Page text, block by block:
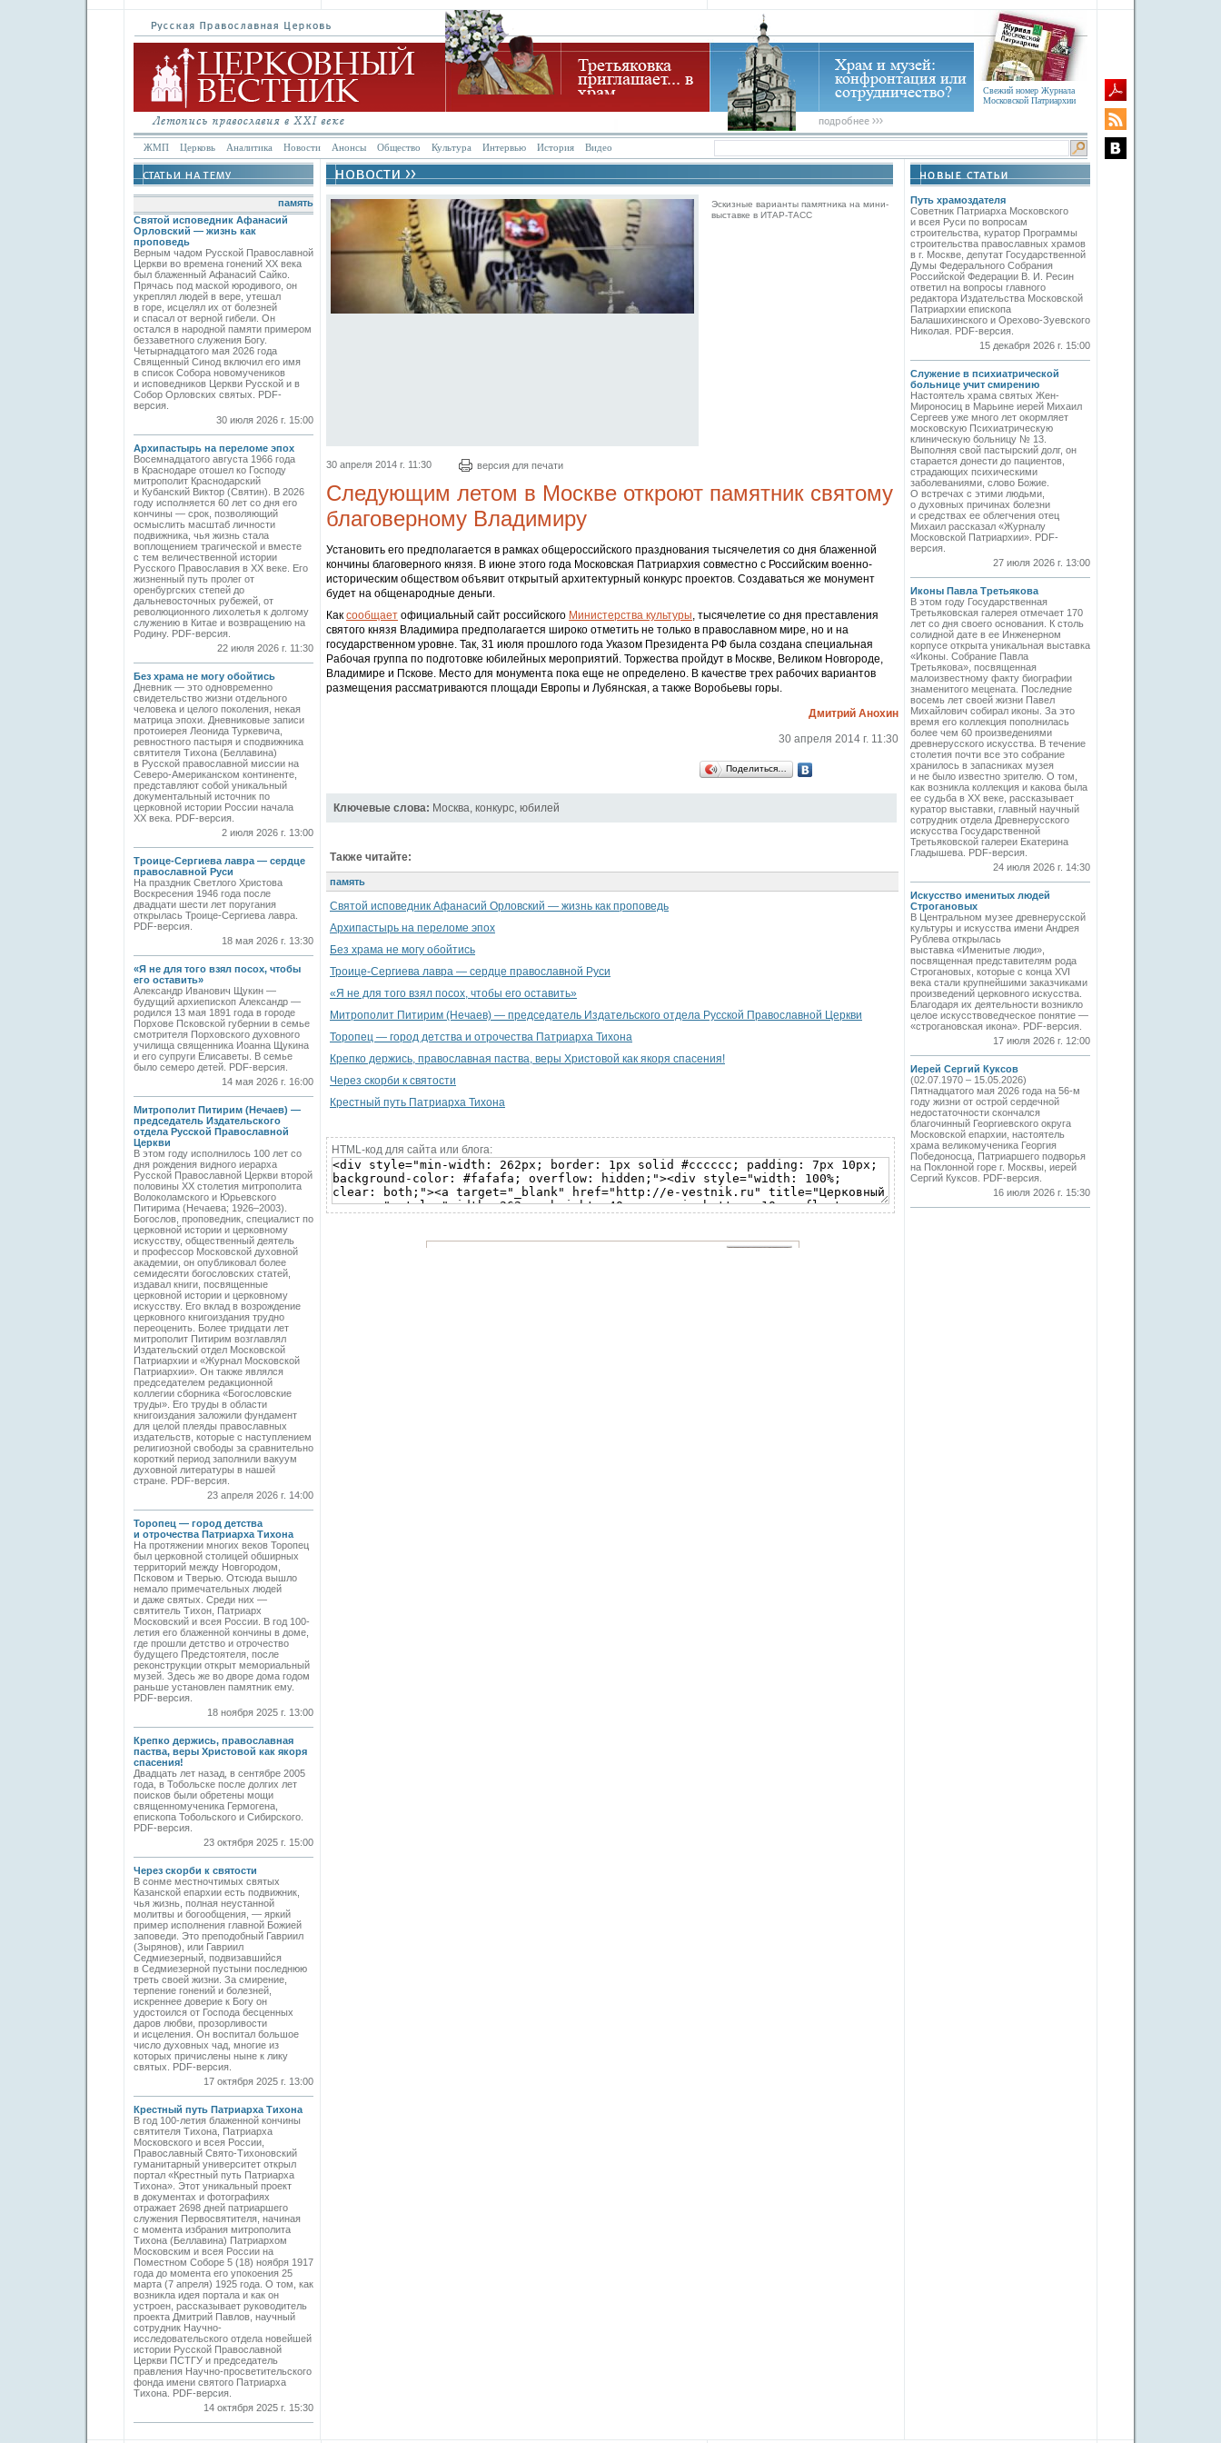
Свежий номер Журнала
Московской Патриархии
ЖМП Церковь Аналитика Новости Анонсы Общество Культура Интервью История Видео
память
Святой исповедник Афанасий
Орловский — жизнь как
проповедь
Верным чадом Русской Православной
Церкви во времена гонений XX века
был блаженный Афанасий Сайко.
Прячась под маской юродивого, он
укреплял людей в вере, утешал
в горе, исцелял их от болезней
и спасал от верной гибели. Он
остался в народной памяти примером
беззаветного служения Богу.
Четырнадцатого мая 2026 года
Священный Синод включил его имя
в список Собора новомучеников
и исповедников Церкви Русской и в
Собор Орловских святых. PDF-
версия.
30 июля 2026 г. 15:00
Архипастырь на переломе эпох
Восемнадцатого августа 1966 года
в Краснодаре отошел ко Господу
митрополит Краснодарский
и Кубанский Виктор (Святин). В 2026
году исполняется 60 лет со дня его
кончины — срок, позволяющий
осмыслить масштаб личности
подвижника, чья жизнь стала
воплощением трагической и вместе
с тем величественной истории
Русского Православия в XX веке. Его
жизненный путь пролег от
оренбургских степей до
дальневосточных рубежей, от
революционного лихолетья к долгому
служению в Китае и возвращению на
Родину. PDF-версия.
22 июля 2026 г. 11:30
Без храма не могу обойтись
Дневник — это одновременно
свидетельство жизни отдельного
человека и целого поколения, некая
матрица эпохи. Дневниковые записи
протоиерея Леонида Туркевича,
ревностного пастыря и сподвижника
святителя Тихона (Беллавина)
в Русской православной миссии на
Северо-Американском континенте,
представляют собой уникальный
документальный источник по
церковной истории России начала
ХХ века. PDF-версия.
2 июля 2026 г. 13:00
Троице-Сергиева лавра — сердце
православной Руси
На праздник Светлого Христова
Воскресения 1946 года после
двадцати шести лет поругания
открылась Троице-Сергиева лавра.
PDF-версия.
18 мая 2026 г. 13:30
«Я не для того взял посох, чтобы
его оставить»
Александр Иванович Щукин —
будущий архиепископ Александр —
родился 13 мая 1891 года в городе
Порхове Псковской губернии в семье
смотрителя Порховского духовного
училища священника Иоанна Щукина
и его супруги Елисаветы. В семье
было семеро детей. PDF-версия.
14 мая 2026 г. 16:00
Митрополит Питирим (Нечаев) —
председатель Издательского
отдела Русской Православной
Церкви
В этом году исполнилось 100 лет со
дня рождения видного иерарха
Русской Православной Церкви второй
половины XX столетия митрополита
Волоколамского и Юрьевского
Питирима (Нечаева; 1926–2003).
Богослов, проповедник, специалист по
церковной истории и церковному
искусству, общественный деятель
и профессор Московской духовной
академии, он опубликовал более
семидесяти богословских статей,
издавал книги, посвященные
церковной истории и церковному
искусству. Его вклад в возрождение
церковного книгоиздания трудно
переоценить. Более тридцати лет
митрополит Питирим возглавлял
Издательский отдел Московской
Патриархии и «Журнал Московской
Патриархии». Он также являлся
председателем редакционной
коллегии сборника «Богословские
труды». Его труды в области
книгоиздания заложили фундамент
для целой плеяды православных
издательств, которые с наступлением
религиозной свободы за сравнительно
короткий период заполнили вакуум
духовной литературы в нашей
стране. PDF-версия.
23 апреля 2026 г. 14:00
Торопец — город детства
и отрочества Патриарха Тихона
На протяжении многих веков Торопец
был церковной столицей обширных
территорий между Новгородом,
Псковом и Тверью. Отсюда вышло
немало примечательных людей
и даже святых. Среди них —
святитель Тихон, Патриарх
Московский и всея России. В год 100-
летия его блаженной кончины в доме,
где прошли детство и отрочество
будущего Предстоятеля, после
реконструкции открыт мемориальный
музей. Здесь же во дворе дома годом
раньше установлен памятник ему.
PDF-версия.
18 ноября 2025 г. 13:00
Крепко держись, православная
паства, веры Христовой как якоря
спасения!
Двадцать лет назад, в сентябре 2005
года, в Тобольске после долгих лет
поисков были обретены мощи
священномученика Гермогена,
епископа Тобольского и Сибирского.
PDF-версия.
23 октября 2025 г. 15:00
Через скорби к святости
В сонме местночтимых святых
Казанской епархии есть подвижник,
чья жизнь, полная неустанной
молитвы и богообщения, — яркий
пример исполнения главной Божией
заповеди. Это преподобный Гавриил
(Зырянов), или Гавриил
Седмиезерный, подвизавшийся
в Седмиезерной пустыни последнюю
треть своей жизни. За смирение,
терпение гонений и болезней,
искреннее доверие к Богу он
удостоился от Господа бесценных
даров любви, прозорливости
и исцеления. Он воспитал большое
число духовных чад, многие из
которых причислены ныне к лику
святых. PDF-версия.
17 октября 2025 г. 13:00
Крестный путь Патриарха Тихона
В год 100-летия блаженной кончины
святителя Тихона, Патриарха
Московского и всея России,
Православный Свято-Тихоновский
гуманитарный университет открыл
портал «Крестный путь Патриарха
Тихона». Этот уникальный проект
в документах и фотографиях
отражает 2698 дней патриаршего
служения Первосвятителя, начиная
с момента избрания митрополита
Тихона (Беллавина) Патриархом
Московским и всея России на
Поместном Соборе 5 (18) ноября 1917
года до момента его упокоения 25
марта (7 апреля) 1925 года. О том, как
возникла идея портала и как он
устроен, рассказывает руководитель
проекта Дмитрий Павлов, научный
сотрудник Научно-
исследовательского отдела новейшей
истории Русской Православной
Церкви ПСТГУ и председатель
правления Научно-просветительского
фонда имени святого Патриарха
Тихона. PDF-версия.
14 октября 2025 г. 15:30
Эскизные варианты памятника на мини-
выставке в ИТАР-ТАСС
30 апреля 2014 г. 11:30 версия для печати
Следующим летом в Москве откроют памятник святому
благоверному Владимиру
Установить его предполагается в рамках общероссийского празднования тысячелетия со дня блаженной
кончины благоверного князя. В июне этого года Московская Патриархия совместно с Российским военно-
историческим обществом объявит открытый архитектурный конкурс проектов. Создаваться же монумент
будет на общенародные деньги.
Как сообщает официальный сайт российского Министерства культуры, тысячелетие со дня преставления
святого князя Владимира предполагается широко отметить не только в православном мире, но и на
государственном уровне. Так, 31 июля прошлого года Указом Президента РФ была создана специальная
Рабочая группа по подготовке юбилейных мероприятий. Торжества пройдут в Москве, Великом Новгороде,
Владимире и Пскове. Место для монумента пока еще не определено. В качестве трех рабочих вариантов
размещения рассматриваются площади Европы и Лубянская, а также Воробьевы горы.
Дмитрий Анохин
30 апреля 2014 г. 11:30
Поделиться…
Ключевые слова: Москва, конкурс, юбилей
Также читайте:
память
Святой исповедник Афанасий Орловский — жизнь как проповедь
Архипастырь на переломе эпох
Без храма не могу обойтись
Троице-Сергиева лавра — сердце православной Руси
«Я не для того взял посох, чтобы его оставить»
Митрополит Питирим (Нечаев) — председатель Издательского отдела Русской Православной Церкви
Торопец — город детства и отрочества Патриарха Тихона
Крепко держись, православная паства, веры Христовой как якоря спасения!
Через скорби к святости
Крестный путь Патриарха Тихона
HTML-код для сайта или блога:
Путь храмоздателя
Советник Патриарха Московского
и всея Руси по вопросам
строительства, куратор Программы
строительства православных храмов
в г. Москве, депутат Государственной
Думы Федерального Собрания
Российской Федерации В. И. Ресин
ответил на вопросы главного
редактора Издательства Московской
Патриархии епископа
Балашихинского и Орехово-Зуевского
Николая. PDF-версия.
15 декабря 2026 г. 15:00
Служение в психиатрической
больнице учит смирению
Настоятель храма святых Жен-
Мироносиц в Марьине иерей Михаил
Сергеев уже много лет окормляет
московскую Психиатрическую
клиническую больницу № 13.
Выполняя свой пастырский долг, он
старается донести до пациентов,
страдающих психическими
заболеваниями, слово Божие.
О встречах с этими людьми,
о духовных причинах болезни
и средствах ее облегчения отец
Михаил рассказал «Журналу
Московской Патриархии». PDF-
версия.
27 июля 2026 г. 13:00
Иконы Павла Третьякова
В этом году Государственная
Третьяковская галерея отмечает 170
лет со дня своего основания. К столь
солидной дате в ее Инженерном
корпусе открыта уникальная выставка
«Иконы. Собрание Павла
Третьякова», посвященная
малоизвестному факту биографии
знаменитого мецената. Последние
восемь лет своей жизни Павел
Михайлович собирал иконы. За это
время его коллекция пополнилась
более чем 60 произведениями
древнерусского искусства. В течение
столетия почти все это собрание
хранилось в запасниках музея
и не было известно зрителю. О том,
как возникла коллекция и какова была
ее судьба в ХХ веке, рассказывает
куратор выставки, главный научный
сотрудник отдела Древнерусского
искусства Государственной
Третьяковской галереи Екатерина
Гладышева. PDF-версия.
24 июля 2026 г. 14:30
Искусство именитых людей
Строгановых
В Центральном музее древнерусской
культуры и искусства имени Андрея
Рублева открылась
выставка «Именитые люди»,
посвященная представителям рода
Строгановых, которые с конца XVI
века стали крупнейшими заказчиками
произведений церковного искусства.
Благодаря их деятельности возникло
целое искусствоведческое понятие —
«строгановская икона». PDF-версия.
17 июля 2026 г. 12:00
Иерей Сергий Куксов
(02.07.1970 – 15.05.2026)
Пятнадцатого мая 2026 года на 56-м
году жизни от острой сердечной
недостаточности скончался
благочинный Георгиевского округа
Московской епархии, настоятель
храма великомученика Георгия
Победоносца, Патриаршего подворья
на Поклонной горе г. Москвы, иерей
Сергий Куксов. PDF-версия.
16 июля 2026 г. 15:30